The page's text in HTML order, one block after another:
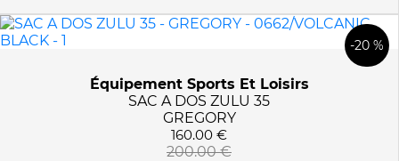
-20 %
Équipement Sports Et Loisirs
SAC A DOS ZULU 35
GREGORY
160.00 €
200.00 €